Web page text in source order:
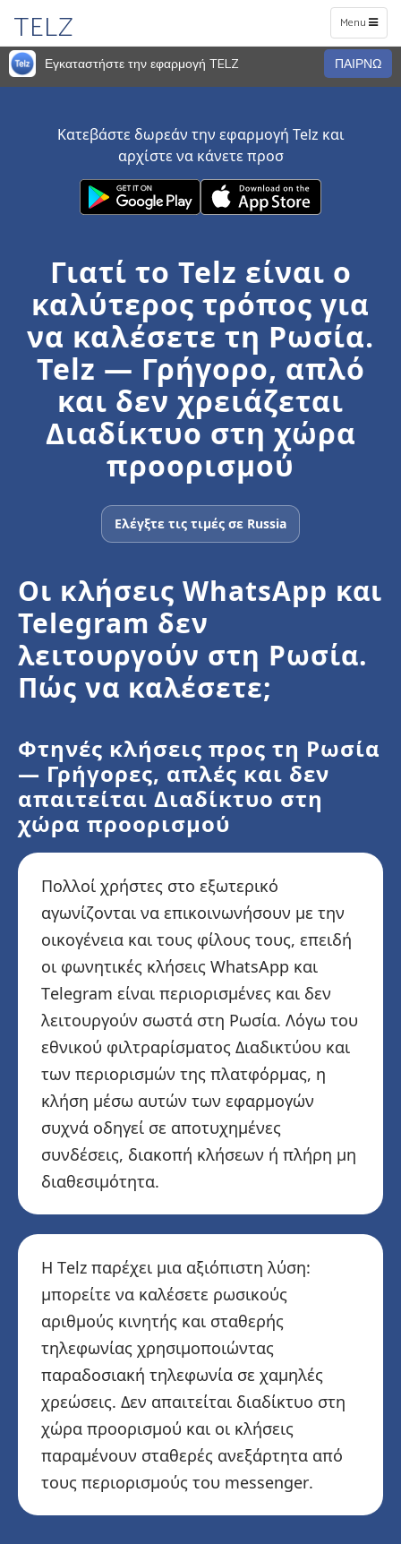
Toggle
navigation
Menu
TELZ
Εγκαταστήστε την εφαρμογή TELZ ΠΑΙΡΝΩ
Κατεβάστε δωρεάν την εφαρμογή Telz και
αρχίστε να κάνετε προσ
Γιατί το Telz είναι ο
καλύτερος τρόπος για
να καλέσετε τη Ρωσία.
Telz — Γρήγορο, απλό
και δεν χρειάζεται
Διαδίκτυο στη χώρα
προορισμού
Ελέγξτε τις τιμές σε Russia
Οι κλήσεις WhatsApp και
Telegram δεν
λειτουργούν στη Ρωσία.
Πώς να καλέσετε;
Φτηνές κλήσεις προς τη Ρωσία
— Γρήγορες, απλές και δεν
απαιτείται Διαδίκτυο στη
χώρα προορισμού
Πολλοί χρήστες στο εξωτερικό
αγωνίζονται να επικοινωνήσουν με την
οικογένεια και τους φίλους τους, επειδή
οι φωνητικές κλήσεις WhatsApp και
Telegram είναι περιορισμένες και δεν
λειτουργούν σωστά στη Ρωσία. Λόγω του
εθνικού φιλτραρίσματος Διαδικτύου και
των περιορισμών της πλατφόρμας, η
κλήση μέσω αυτών των εφαρμογών
συχνά οδηγεί σε αποτυχημένες
συνδέσεις, διακοπή κλήσεων ή πλήρη μη
διαθεσιμότητα.
Η Telz παρέχει μια αξιόπιστη λύση:
μπορείτε να καλέσετε ρωσικούς
αριθμούς κινητής και σταθερής
τηλεφωνίας χρησιμοποιώντας
παραδοσιακή τηλεφωνία σε χαμηλές
χρεώσεις. Δεν απαιτείται διαδίκτυο στη
χώρα προορισμού και οι κλήσεις
παραμένουν σταθερές ανεξάρτητα από
τους περιορισμούς του messenger.